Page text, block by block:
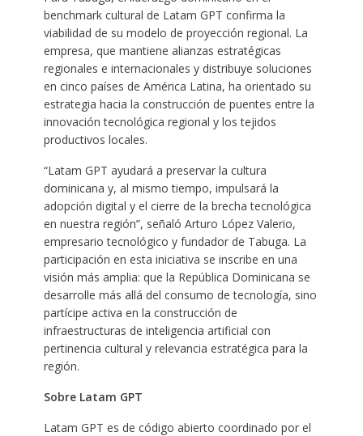
benchmark cultural de Latam GPT confirma la
viabilidad de su modelo de proyección regional. La
empresa, que mantiene alianzas estratégicas
regionales e internacionales y distribuye soluciones
en cinco países de América Latina, ha orientado su
estrategia hacia la construcción de puentes entre la
innovación tecnológica regional y los tejidos
productivos locales.
“Latam GPT ayudará a preservar la cultura
dominicana y, al mismo tiempo, impulsará la
adopción digital y el cierre de la brecha tecnológica
en nuestra región”, señaló Arturo López Valerio,
empresario tecnológico y fundador de Tabuga. La
participación en esta iniciativa se inscribe en una
visión más amplia: que la República Dominicana se
desarrolle más allá del consumo de tecnología, sino
partícipe activa en la construcción de
infraestructuras de inteligencia artificial con
pertinencia cultural y relevancia estratégica para la
región.
Sobre Latam GPT
Latam GPT es de código abierto coordinado por el